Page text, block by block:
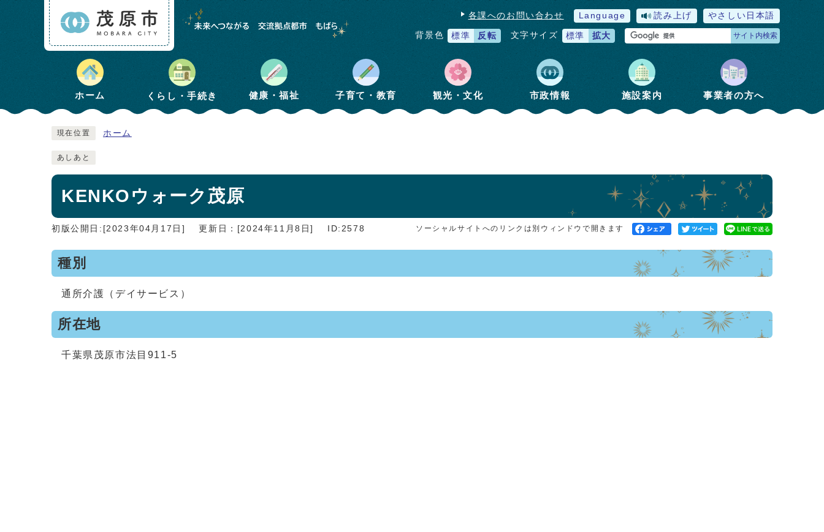
各課へのお問い合わせ Language 読み上げ やさしい日本語
背景色 標準 反転 文字サイズ 標準 拡大 サイト内検索
ホーム くらし・手続き 健康・福祉 子育て・教育 観光・文化 市政情報 施設案内 事業者の方へ
現在位置 ホーム
あしあと
KENKOウォーク茂原
初版公開日:[2023年04月17日] 更新日：[2024年11月8日] ID:2578 ソーシャルサイトへのリンクは別ウィンドウで開きます
種別
通所介護（デイサービス）
所在地
千葉県茂原市法目911-5